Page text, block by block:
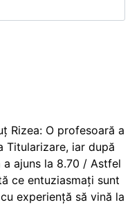
Rizea: O profesoară a
Titularizare, iar după
ajuns la 8.70 / Astfel
ce entuziasmați sunt
experiență să vină la